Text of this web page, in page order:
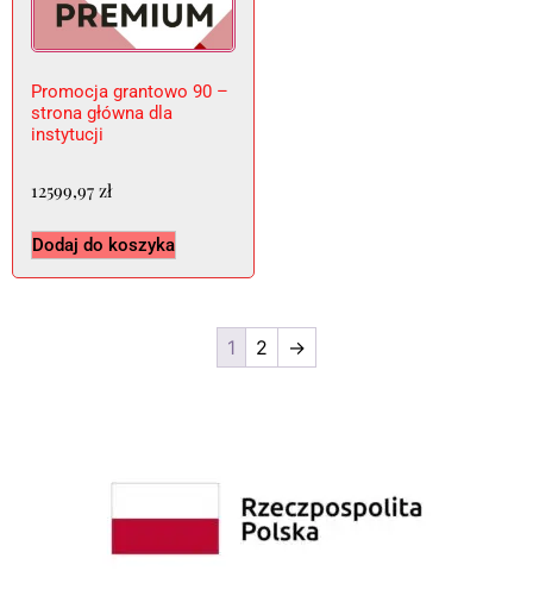
Promocja grantowo 90 –
strona główna dla
instytucji
12599,97 zł
Dodaj do koszyka
1 2 →